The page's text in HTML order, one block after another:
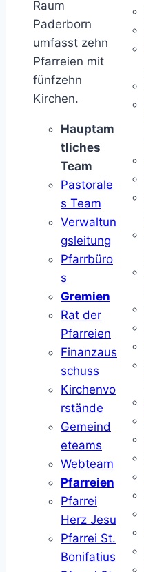
Raum
Paderborn
umfasst zehn
Pfarreien mit
fünfzehn
Kirchen.
Hauptam
tliches
Team
Pastorale
s Team
Verwaltun
gsleitung
Pfarrbüro
s
Gremien
Rat der
Pfarreien
Finanzaus
schuss
Kirchenvo
rstände
Gemeind
eteams
Webteam
Pfarreien
Pfarrei
Herz Jesu
Pfarrei St.
Bonifatius